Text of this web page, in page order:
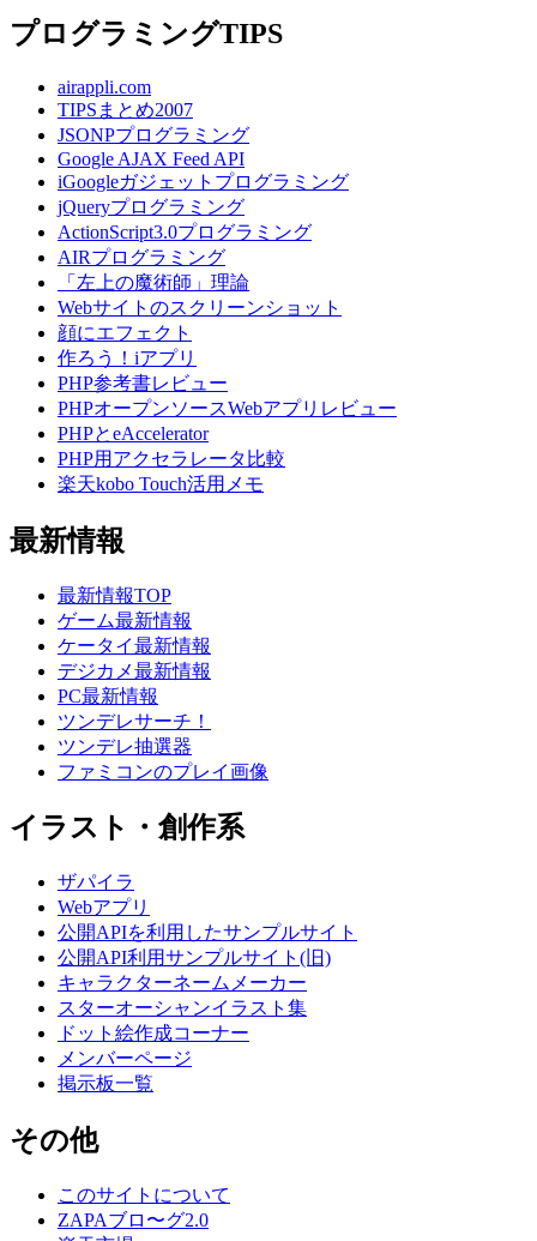
プログラミングTIPS
airappli.com
TIPSまとめ2007
JSONPプログラミング
Google AJAX Feed API
iGoogleガジェットプログラミング
jQueryプログラミング
ActionScript3.0プログラミング
AIRプログラミング
「左上の魔術師」理論
Webサイトのスクリーンショット
顔にエフェクト
作ろう！iアプリ
PHP参考書レビュー
PHPオープンソースWebアプリレビュー
PHPとeAccelerator
PHP用アクセラレータ比較
楽天kobo Touch活用メモ
最新情報
最新情報TOP
ゲーム最新情報
ケータイ最新情報
デジカメ最新情報
PC最新情報
ツンデレサーチ！
ツンデレ抽選器
ファミコンのプレイ画像
イラスト・創作系
ザパイラ
Webアプリ
公開APIを利用したサンプルサイト
公開API利用サンプルサイト(旧)
キャラクターネームメーカー
スターオーシャンイラスト集
ドット絵作成コーナー
メンバーページ
掲示板一覧
その他
このサイトについて
ZAPAブロ〜グ2.0